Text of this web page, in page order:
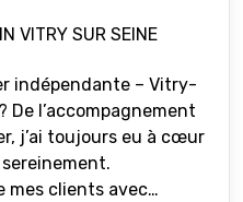
VITRY SUR SEINE
indépendante – Vitry-
j’ai toujours eu à cœur
sereinement.
mes clients avec